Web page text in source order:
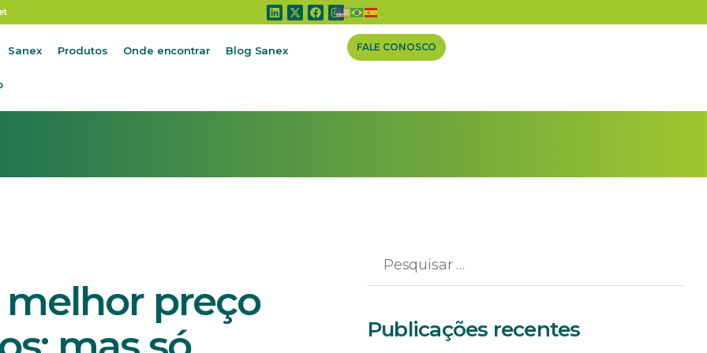
Sanex Produtos Onde encontrar Blog Sanex FALE CONOSCO
preço de todos os tempos; mas só nominalmente
melhor preço
Publicações recentes